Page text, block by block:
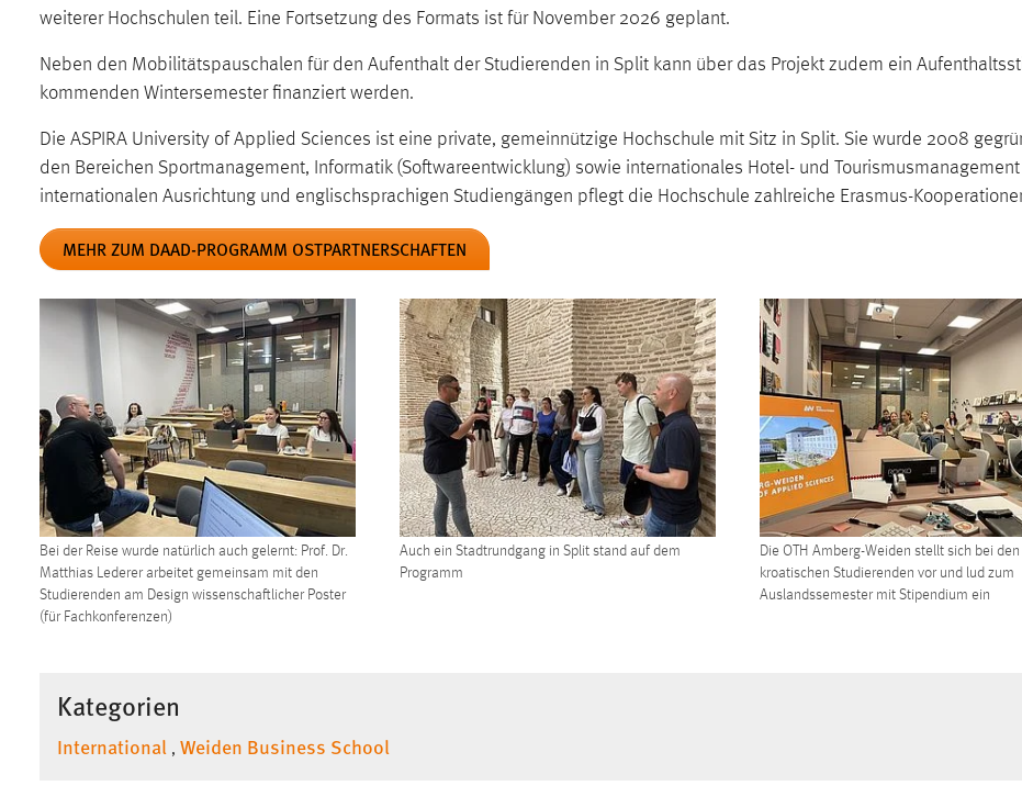
weiterer Hochschulen teil. Eine Fortsetzung des Formats ist für November 2026 geplant.
Neben den Mobilitätspauschalen für den Aufenthalt der Studierenden in Split kann über das Projekt zudem ein
kommenden Wintersemester finanziert werden.
Die ASPIRA University of Applied Sciences ist eine private, gemeinnützige Hochschule mit Sitz in Split. Sie wurde 2008
den Bereichen Sportmanagement, Informatik (Softwareentwicklung) sowie internationales Hotel- und
internationalen Ausrichtung und englischsprachigen Studiengängen pflegt die Hochschule zahlreiche Erasmus-
MEHR ZUM DAAD-PROGRAMM OSTPARTNERSCHAFTEN
Bei der Reise wurde natürlich auch gelernt: Prof. Dr.
Matthias Lederer arbeitet gemeinsam mit den
Studierenden am Design wissenschaftlicher Poster
(für Fachkonferenzen)
Auch ein Stadtrundgang in Split stand auf dem
Programm
Die OTH Amberg-Weiden stellt sich bei den
kroatischen Studierenden vor und lud zum
Auslandssemester mit Stipendium ein
Kategorien
International , Weiden Business School
Zweck:
Dieser Cookie ist notwendig um sich an
Cookie Laufzeit:
STATISTIK
Diese Informationen helfen uns zu verstehen, wie
unsere Besucher unsere Website nutzen.
Matomo
Name: _pk_ref, _pk_cvar, _pk_id, _pk_ses
Zweck: Zugriffsstatistik
Cookie Laufzeit: Max. 13 Monate
MARKETING
hinweg verfolgen.